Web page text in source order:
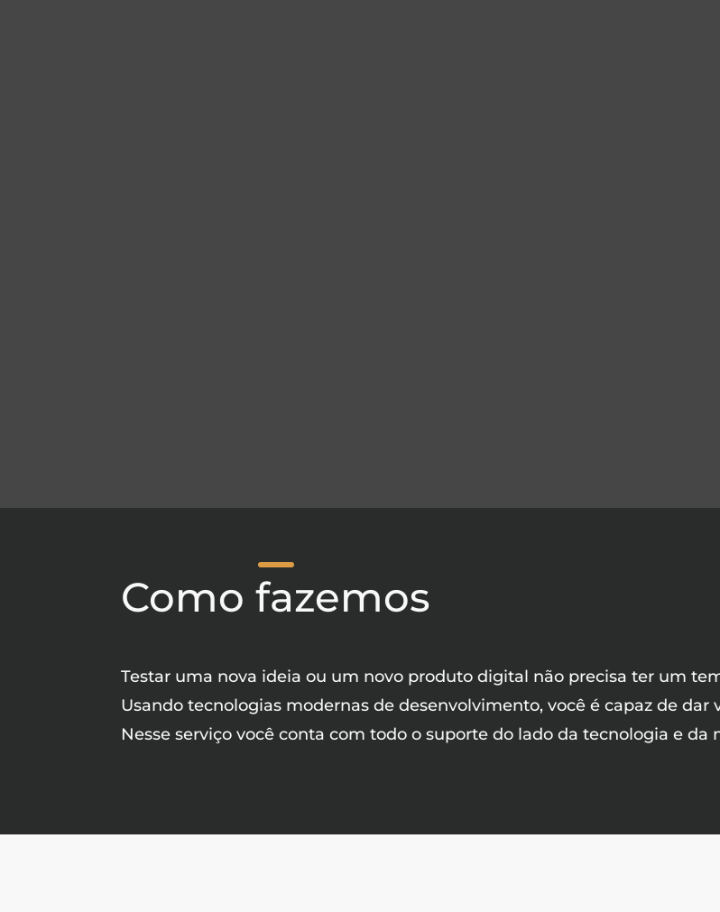
Como fazemos
Testar uma nova ideia ou um novo produto digital não precisa ter um
Usando tecnologias modernas de desenvolvimento, você é capaz de dar
Nesse serviço você conta com todo o suporte do lado da tecnologia e